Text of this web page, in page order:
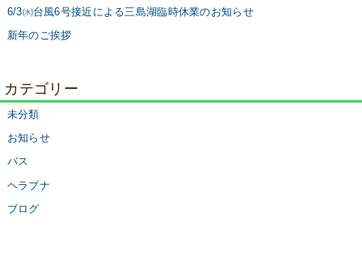
6/3㈬台風6号接近による三島湖臨時休業のお知らせ
新年のご挨拶
カテゴリー
未分類
お知らせ
バス
ヘラブナ
ブログ